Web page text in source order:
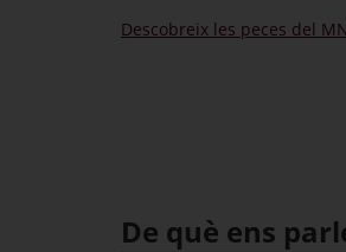
Descobreix les peces del
De què ens